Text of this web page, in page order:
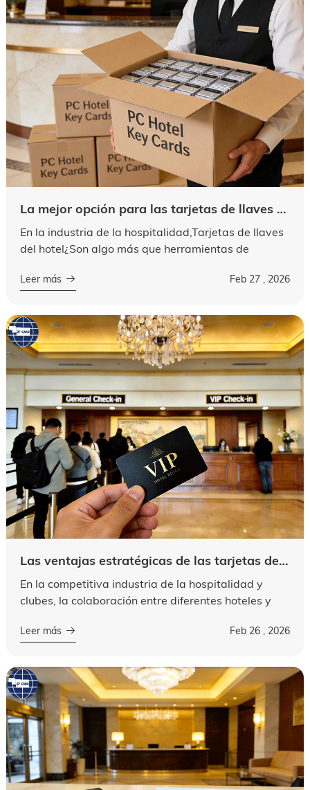
La mejor opción para las tarjetas de llaves del Hotel: tarjetas de policarbonpersonalizadas a granel, duradera y duradera + marca de doble empoderamiento de Marketing
En la industria de la hospitalidad,Tarjetas de llaves
del hotel¿Son algo más que herramientas de
una parte crítica de la seguridad ...
Leer más Feb 27 , 2026
Las ventajas estratégicas de las tarjetas de habitaciones VIP de marca compartida para hoteles y clubes
En la competitiva industria de la hospitalidad y
clubes, la colaboración entre diferentes hoteles y
para mejorar la experiencia d...
Leer más Feb 26 , 2026